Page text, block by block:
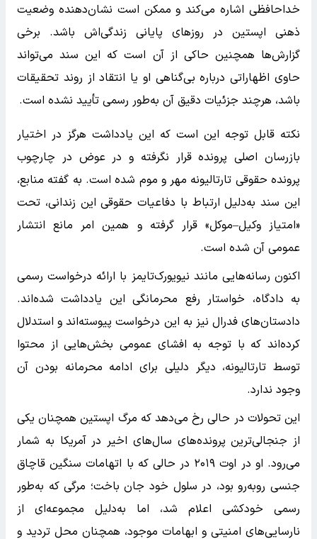
خداحافظی اشاره می‌کند و ممکن است نشان‌دهنده وضعیت
ذهنی اپستین در روزهای پایانی زندگی‌اش باشد. برخی
گزارش‌ها همچنین حاکی از آن است که این سند می‌تواند
حاوی اظهاراتی درباره بی‌گناهی او یا انتقاد از روند تحقیقات
باشد، هرچند جزئیات دقیق آن به‌طور رسمی تأیید نشده است.
نکته قابل توجه این است که این یادداشت هرگز در اختیار
بازرسان اصلی پرونده قرار نگرفته و در عوض در چارچوب
پرونده حقوقی تارتالیونه مهر و موم شده است. به گفته منابع،
این سند به‌دلیل ارتباط با دفاعیات حقوقی این زندانی، تحت
«امتیاز وکیل–موکل» قرار گرفته و همین امر مانع انتشار
عمومی آن شده است.
اکنون رسانه‌هایی مانند نیویورک‌تایمز با ارائه درخواست رسمی
به دادگاه، خواستار رفع محرمانگی این یادداشت شده‌اند.
دادستان‌های فدرال نیز به این درخواست پیوسته‌اند و استدلال
کرده‌اند که با توجه به افشای عمومی بخش‌هایی از محتوا
توسط تارتالیونه، دیگر دلیلی برای ادامه محرمانه بودن آن
وجود ندارد.
این تحولات در حالی رخ می‌دهد که مرگ اپستین همچنان یکی
از جنجالی‌ترین پرونده‌های سال‌های اخیر در آمریکا به شمار
می‌رود. او در اوت ۲۰۱۹ در حالی که با اتهامات سنگین قاچاق
جنسی روبه‌رو بود، در سلول خود جان باخت؛ مرگی که به‌طور
رسمی خودکشی اعلام شد، اما به‌دلیل مجموعه‌ای از
نارسایی‌های امنیتی و ابهامات موجود، همچنان محل تردید و